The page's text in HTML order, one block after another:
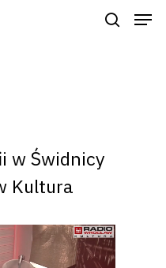
w Świdnicy
Kultura